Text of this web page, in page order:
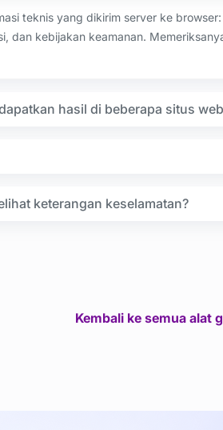
teknis yang dikirim server ke
dan kebijakan keamanan.
hasil di beberapa situs
keterangan keselamatan?
Kembali ke semua alat